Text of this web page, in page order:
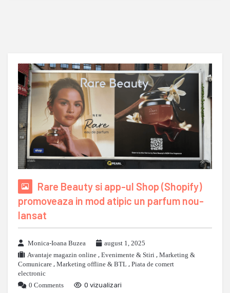
Rare Beauty si app-ul Shop (Shopify)
promoveaza in mod atipic un parfum nou-
lansat
Monica-Ioana Buzea
august 1, 2025
Avantaje magazin online , Evenimente & Stiri , Marketing &
Comunicare , Marketing offline & BTL , Piata de comert
electronic
0 Comments
0 vizualizari